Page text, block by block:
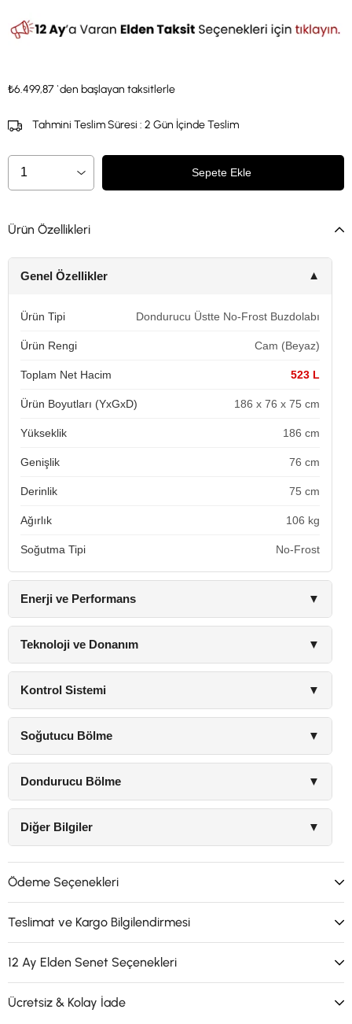
₺6.499,87 `den başlayan taksitlerle
Tahmini Teslim Süresi : 2 Gün İçinde Teslim
Ürün Özellikleri
Genel Özellikler ▼
Ürün Tipi Dondurucu Üstte No-Frost Buzdolabı
Ürün Rengi Cam (Beyaz)
Toplam Net Hacim 523 L
Ürün Boyutları (YxGxD) 186 x 76 x 75 cm
Yükseklik 186 cm
Genişlik 76 cm
Derinlik 75 cm
Ağırlık 106 kg
Soğutma Tipi No-Frost
Enerji ve Performans ▼
Teknoloji ve Donanım ▼
Kontrol Sistemi ▼
Soğutucu Bölme ▼
Dondurucu Bölme ▼
Diğer Bilgiler ▼
Ödeme Seçenekleri
Teslimat ve Kargo Bilgilendirmesi
12 Ay Elden Senet Seçenekleri
Ücretsiz & Kolay İade